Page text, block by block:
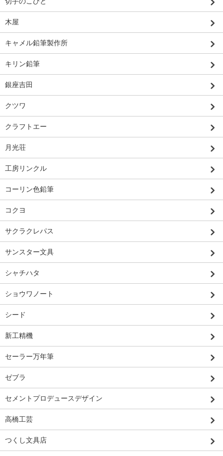
木屋
キャメル鉛筆製作所
キリン鉛筆
銀座吉田
クツワ
クラフトエー
月光荘
工房リンクル
コーリン色鉛筆
コクヨ
サクラクレパス
サンスター文具
シャチハタ
ショウワノート
シード
新工精機
セーラー万年筆
ゼブラ
セメントプロデュースデザイン
高橋工芸
つくし文具店